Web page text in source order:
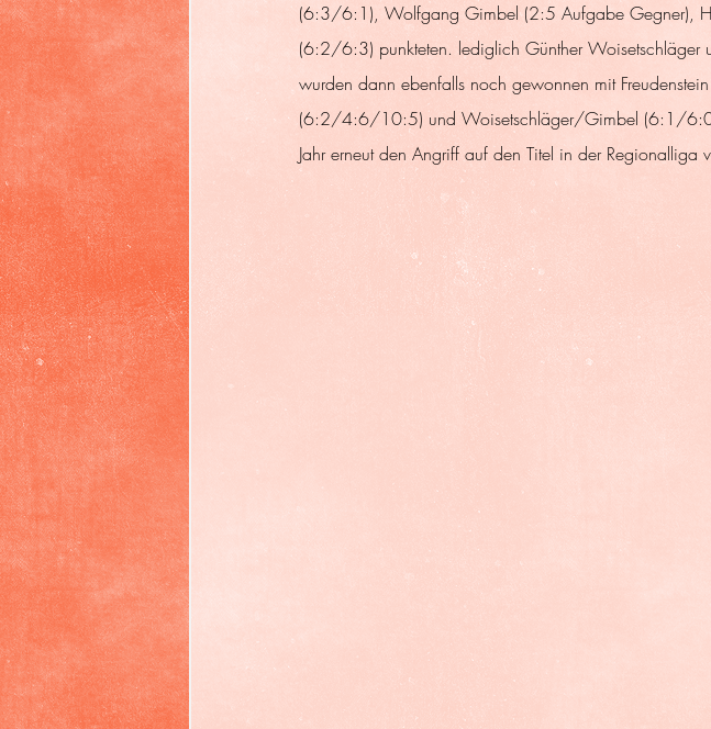
(6:3/6:1), Wolfgang Gimbel (2:5 Aufgabe Gegner),
(6:2/6:3) punkteten. lediglich Günther
wurden dann ebenfalls noch gewonnen mit
(6:2/4:6/10:5) und Woisetschläger/Gimbel (6:1/6:0).
Jahr erneut den Angriff auf den Titel in der Regionalliga